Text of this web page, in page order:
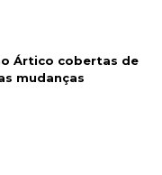
Ártico cobertas de
mudanças